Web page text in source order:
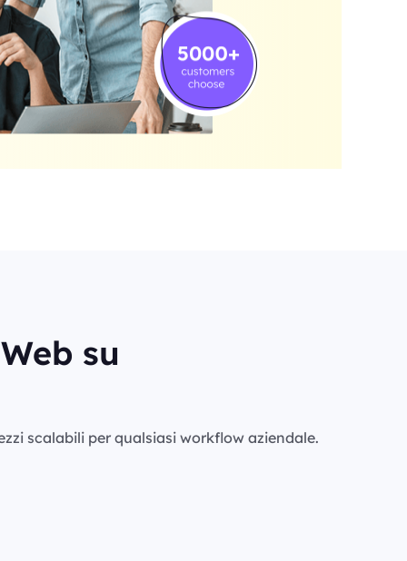
su
scalabili per qualsiasi workflow aziendale.